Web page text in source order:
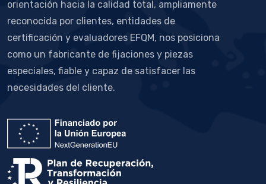
orientación hacia la calidad total, ampliamente
reconocida por clientes, entidades de
certificación y evaluadores EFQM, nos posiciona
como un fabricante de fijaciones y piezas
especiales, fiable y capaz de satisfacer las
necesidades del cliente.